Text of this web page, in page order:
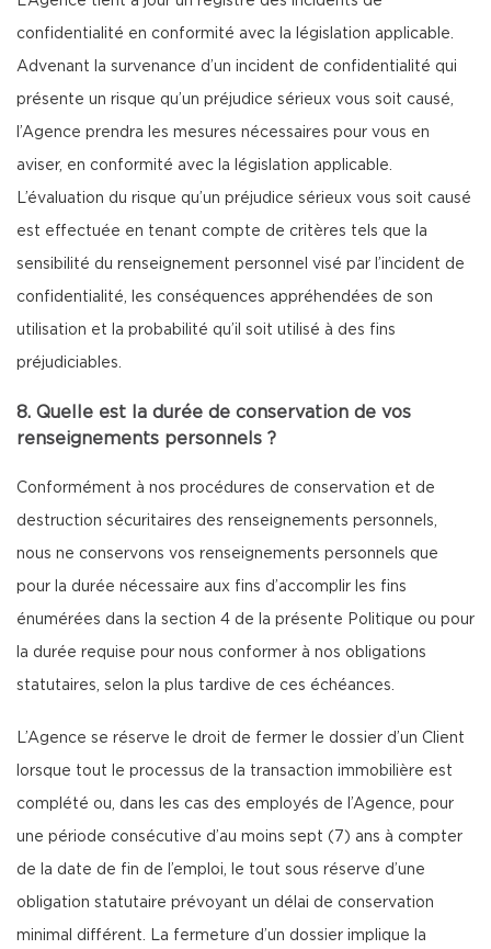
confidentialité en conformité avec la législation applicable.
Advenant la survenance d’un incident de confidentialité qui
présente un risque qu’un préjudice sérieux vous soit causé,
l’Agence prendra les mesures nécessaires pour vous en
aviser, en conformité avec la législation applicable.
L’évaluation du risque qu’un préjudice sérieux vous soit causé
est effectuée en tenant compte de critères tels que la
sensibilité du renseignement personnel visé par l’incident de
confidentialité, les conséquences appréhendées de son
utilisation et la probabilité qu’il soit utilisé à des fins
préjudiciables.
8. Quelle est la durée de conservation de vos
renseignements personnels ?
Conformément à nos procédures de conservation et de
destruction sécuritaires des renseignements personnels,
nous ne conservons vos renseignements personnels que
pour la durée nécessaire aux fins d’accomplir les fins
énumérées dans la section 4 de la présente Politique ou pour
la durée requise pour nous conformer à nos obligations
statutaires, selon la plus tardive de ces échéances.
L’Agence se réserve le droit de fermer le dossier d’un Client
lorsque tout le processus de la transaction immobilière est
complété ou, dans les cas des employés de l’Agence, pour
une période consécutive d’au moins sept (7) ans à compter
de la date de fin de l’emploi, le tout sous réserve d’une
obligation statutaire prévoyant un délai de conservation
minimal différent. La fermeture d’un dossier implique la